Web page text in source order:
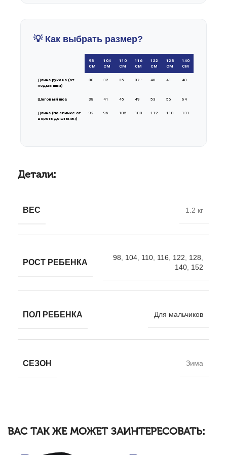
💡 Как выбрать размер?
98
СМ
104
СМ
110
СМ
116
СМ
122
СМ
128
СМ
140
СМ
Длина рукава (от
подмышки)
30 32 35 37 ' 40 41 48
Шаговый шов 38 41 45 49 53 56 64
Длина (по спинке от
ворота до штанин)
92 96 105 108 112 118 131
Детали:
ВЕС 1.2 кг
РОСТ РЕБЕНКА
98 104 110 116 122 128
140 152
ПОЛ РЕБЕНКА Для мальчиков
СЕЗОН Зима
ВАС ТАК ЖЕ МОЖЕТ ЗАИНТЕРЕСОВАТЬ: